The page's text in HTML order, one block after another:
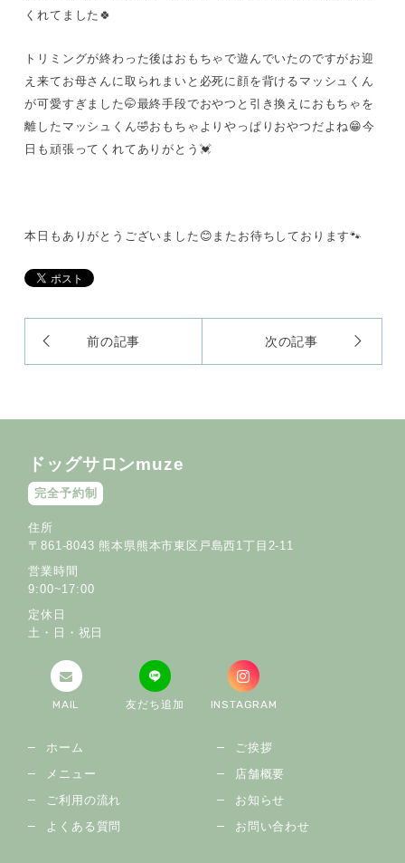
くれてました🍀
トリミングが終わった後はおもちゃで遊んでいたのですがお迎
え来てお母さんに取られまいと必死に顔を背けるマッシュくん
が可愛すぎました🤭最終手段でおやつと引き換えにおもちゃを
離したマッシュくん🤣おもちゃよりやっぱりおやつだよね😁今
日も頑張ってくれてありがとう💓
本日もありがとうございました😊またお待ちしております🐾
前の記事 次の記事
ドッグサロンmuze
完全予約制
住所
〒861-8043 熊本県熊本市東区戸島西1丁目2-11
営業時間
9:00~17:00
定休日
土・日・祝日
MAIL 友だち追加 INSTAGRAM
ホーム
メニュー
ご利用の流れ
よくある質問
ご挨拶
店舗概要
お知らせ
お問い合わせ